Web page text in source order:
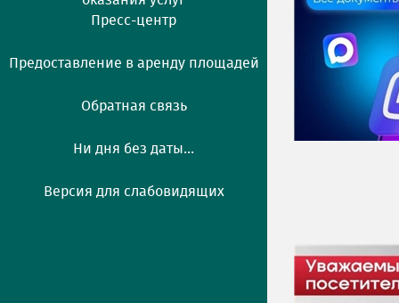
Пресс-центр
Предоставление в аренду площадей
Обратная связь
Ни дня без даты...
Версия для слабовидящих